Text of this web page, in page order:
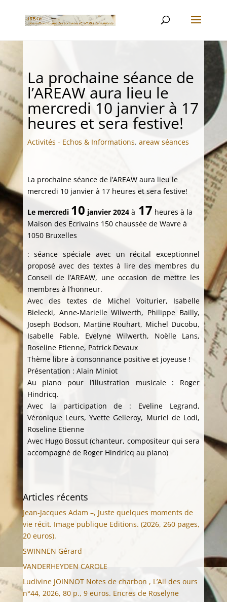
La prochaine séance de
l’AREAW aura lieu le
mercredi 10 janvier à 17
heures et sera festive!
Activités - Echos & Informations, areaw séances
La prochaine séance de l’AREAW aura lieu le
mercredi 10 janvier à 17 heures et sera festive!
Le mercredi 10 janvier 2024à 17 heures à la
Maison des Ecrivains 150 chaussée de Wavre à
1050 Bruxelles
: séance spéciale avec un récital exceptionnel
proposé avec des textes à lire des membres du
Conseil de l’AREAW, une occasion de mettre les
membres à l’honneur.
Avec des textes de Michel Voiturier, Isabelle
Bielecki, Anne-Marielle Wilwerth, Philippe Bailly,
Joseph Bodson, Martine Rouhart, Michel Ducobu,
Isabelle Fable, Evelyne Wilwerth, Noëlle Lans,
Roseline Etienne, Patrick Devaux
Thème libre à consonnance positive et joyeuse !
Présentation : Alain Miniot
Au piano pour l’illustration musicale : Roger
Hindricq.
Avec la participation de : Eveline Legrand,
Véronique Leurs, Yvette Gelleroy, Muriel de Lodi,
Roseline Etienne
Avec Hugo Bossut (chanteur, compositeur qui sera
accompagné de Roger Hindricq au piano)
Articles récents
Jean-Jacques Adam –, Juste quelques moments de
vie récit. Image publique Editions. (2026, 260 pages,
20 euros).
SWINNEN Gérard
VANDERHEYDEN CAROLE
Ludivine JOINNOT Notes de charbon , L’Ail des ours
n°44, 2026, 80 p., 9 euros. Encres de Roselyne